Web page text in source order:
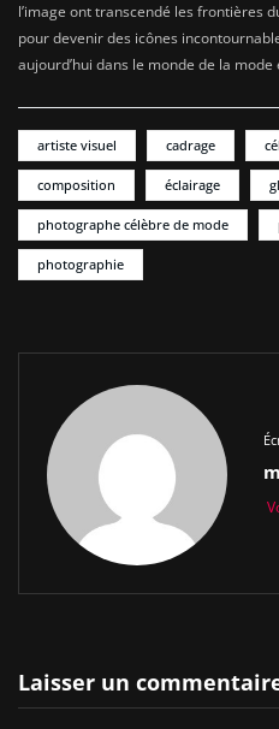
l’image ont transcendé les frontières
pour devenir des icônes
aujourd’hui dans le monde de la mode
artiste visuel cadrage
composition éclairage
photographe célèbre de mode
photographie
Laisser un